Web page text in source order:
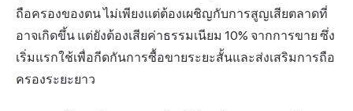
ถือครองของตน ไม่เพียงแต่ต้องเผชิญกับการสูญเสียตลาดที่
อาจเกิดขึ้น แต่ยังต้องเสียค่าธรรมเนียม 10% จากการขาย ซึ่ง
เริ่มแรกใช้เพื่อกีดกันการซื้อขายระยะสั้นและส่งเสริมการถือ
ครองระยะยาว